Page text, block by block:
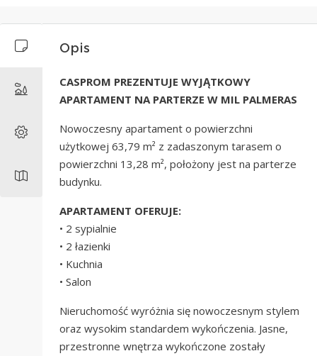
Opis
CASPROM PREZENTUJE WYJĄTKOWY
APARTAMENT NA PARTERZE W MIL PALMERAS
Nowoczesny apartament o powierzchni
użytkowej 63,79 m² z zadaszonym tarasem o
powierzchni 13,28 m², położony jest na parterze
budynku.
APARTAMENT OFERUJE:
• 2 sypialnie
• 2 łazienki
• Kuchnia
• Salon
Nieruchomość wyróżnia się nowoczesnym stylem
oraz wysokim standardem wykończenia. Jasne,
przestronne wnętrza wykończone zostały